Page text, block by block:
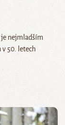
je nejmladším
50. letech